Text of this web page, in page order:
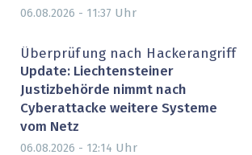
06.08.2026 - 11:37 Uhr
Überprüfung nach Hackerangriff
Update: Liechtensteiner
Justizbehörde nimmt nach
Cyberattacke weitere Systeme
vom Netz
06.08.2026 - 12:14 Uhr